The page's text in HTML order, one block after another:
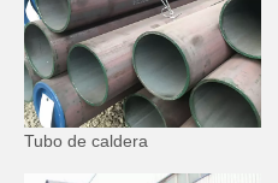
Tubo de caldera